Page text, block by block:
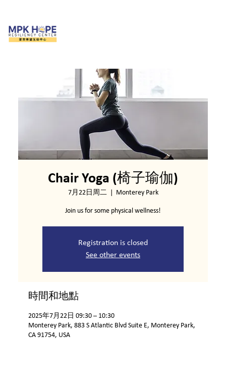
Chair Yoga (椅子瑜伽)
7月22日周二
  |
Monterey Park
Join us for some physical wellness!
Registration is closed
See other events
時間和地點
2025年7月22日 09:30 – 10:30
Monterey Park, 883 S Atlantic Blvd Suite E, Monterey Park,
CA 91754, USA